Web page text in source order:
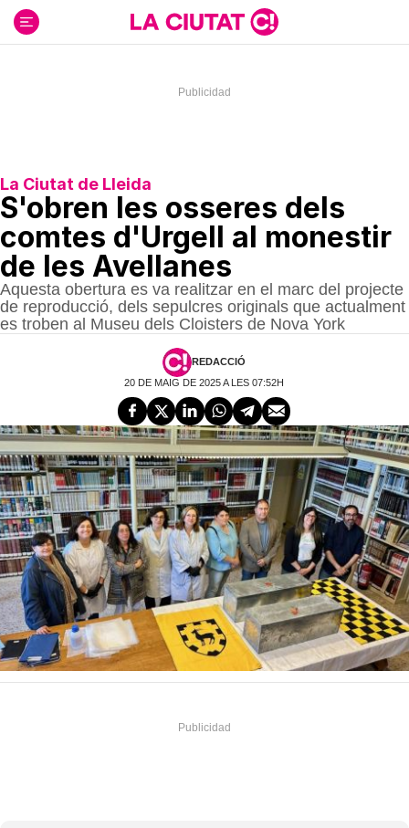
contenido
La Ciutat de Lleida
S'obren les osseres dels
comtes d'Urgell al monestir
de les Avellanes
Aquesta obertura es va realitzar en el marc del projecte
de reproducció, dels sepulcres originals que actualment
es troben al Museu dels Cloisters de Nova York
REDACCIÓ
20 DE MAIG DE 2025 A LES 07:52H